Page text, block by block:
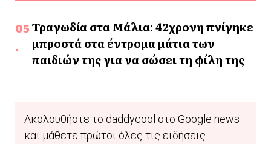
Τραγωδία στα Μάλια: 42χρονη πνίγηκε
μπροστά στα έντρομα μάτια των
παιδιών της για να σώσει τη φίλη της
Ακολουθήστε το daddycool στο Google news
και μάθετε πρώτοι όλες τις ειδήσεις